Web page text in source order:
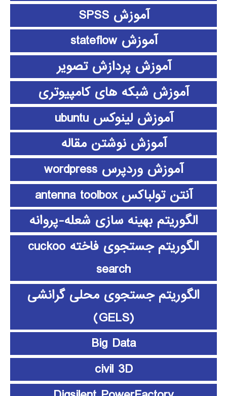
آموزش SPSS
آموزش stateflow
آموزش پردازش تصویر
آموزش شبکه های کامپیوتری
آموزش لینوکس ubuntu
آموزش نوشتن مقاله
آموزش وردپرس wordpress
آنتن تولباکس antenna toolbox
الگوریتم بهینه سازی شعله-پروانه
الگوریتم جستجوی فاخته cuckoo
search
الگوریتم جستجوی محلی گرانشی
(GELS)
Big Data
civil 3D